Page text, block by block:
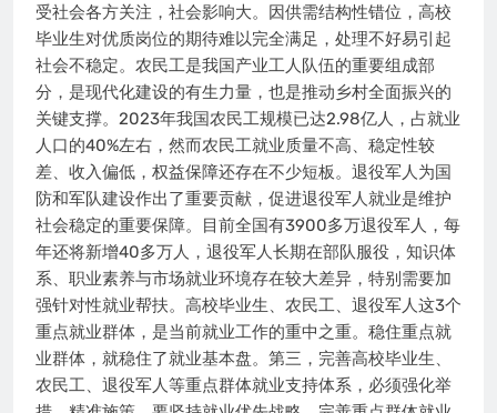
受社会各方关注，社会影响大。因供需结构性错位，高校
毕业生对优质岗位的期待难以完全满足，处理不好易引起
社会不稳定。农民工是我国产业工人队伍的重要组成部
分，是现代化建设的有生力量，也是推动乡村全面振兴的
关键支撑。2023年我国农民工规模已达2.98亿人，占就业
人口的40%左右，然而农民工就业质量不高、稳定性较
差、收入偏低，权益保障还存在不少短板。退役军人为国
防和军队建设作出了重要贡献，促进退役军人就业是维护
社会稳定的重要保障。目前全国有3900多万退役军人，每
年还将新增40多万人，退役军人长期在部队服役，知识体
系、职业素养与市场就业环境存在较大差异，特别需要加
强针对性就业帮扶。高校毕业生、农民工、退役军人这3个
重点就业群体，是当前就业工作的重中之重。稳住重点就
业群体，就稳住了就业基本盘。第三，完善高校毕业生、
农民工、退役军人等重点群体就业支持体系，必须强化举